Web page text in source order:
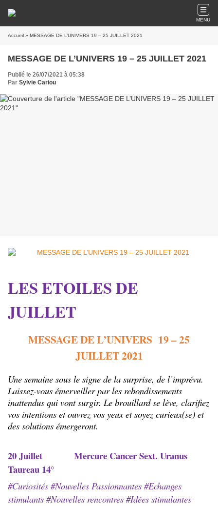
MENU
Accueil » MESSAGE DE L’UNIVERS 19 – 25 JUILLET 2021
MESSAGE DE L’UNIVERS 19 – 25 JUILLET 2021
Publié le 26/07/2021 à 05:38
Par Sylvie Cariou
LES ETOILES DE
JUILLET
MESSAGE DE L’UNIVERS 19 – 25
JUILLET 2021
Une semaine sous le signe de la surprise, de l’imprévu.
Laissez-vous émerveiller par les rebondissements
inattendus qui vont surgir. Le brouillard se lève, clarifiez
vos intentions et ouvrez vos yeux et soyez curieux(se) et
des solutions émergeront.
20 Juillet Mercure Cancer Sext. Uranus
Taureau 14°
#Curiosités #Nouvelles Passionnantes #Echanges
stimulants #Nouvelles rencontres #Idées stimulantes